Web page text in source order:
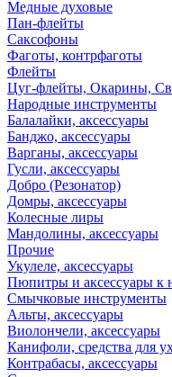
Медные духовые
Пан-флейты
Саксофоны
Фаготы, контрфаготы
Флейты
Цуг-флейты, Окарины,
Народные инструменты
Балалайки, аксессуары
Банджо, аксессуары
Варганы, аксессуары
Гусли, аксессуары
Добро (Резонатор)
Домры, аксессуары
Колесные лиры
Мандолины, аксессуары
Прочие
Укулеле, аксессуары
Пюпитры и аксессуары к
Смычковые инструменты
Альты, аксессуары
Виолончели, аксессуары
Канифоли, средства для
Контрабасы, аксессуары